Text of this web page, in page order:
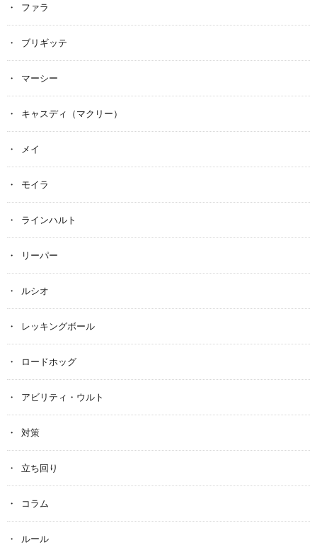
ファラ
ブリギッテ
マーシー
キャスディ（マクリー）
メイ
モイラ
ラインハルト
リーパー
ルシオ
レッキングボール
ロードホッグ
アビリティ・ウルト
対策
立ち回り
コラム
ルール